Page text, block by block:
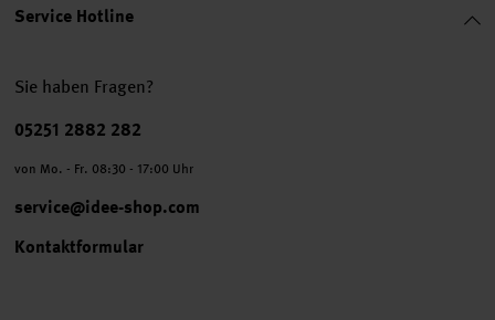
Service Hotline
Sie haben Fragen?
Telefonnummer
05251 2882 282
von Mo. - Fr. 08:30 - 17:00 Uhr
service@idee-shop.com
Kontaktformular